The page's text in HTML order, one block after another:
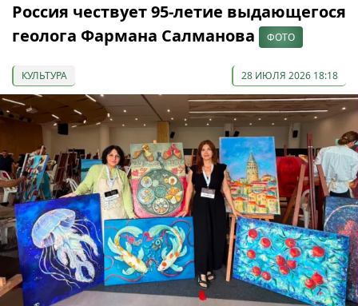
Россия чествует 95-летие выдающегося
геолога Фармана Салманова
ФОТО
КУЛЬТУРА 28 ИЮЛЯ 2026 18:18